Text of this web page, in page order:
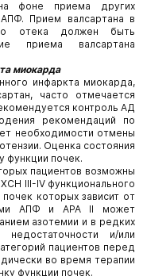
на фоне приема других
Прием валсартана в
отека должен быть
приема валсартана
миокарда
инфаркта миокарда,
часто отмечается
контроль АД
рекомендаций по
необходимости отмены
Оценка состояния
функции почек.
пациентов возможны
III-IV функционального
которых зависит от
АПФ и АРА II может
азотемии и в редких
и/или
пациентов перед
во время терапии
функции почек.